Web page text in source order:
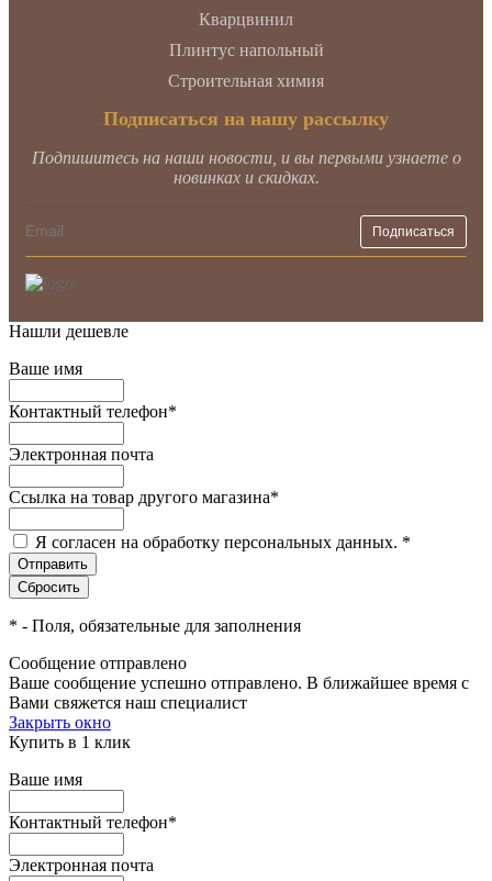
Кварцвинил
Плинтус напольный
Строительная химия
Подписаться на нашу рассылку
Подпишитесь на наши новости, и вы первыми узнаете о
новинках и скидках.
Нашли дешевле
Ваше имя
Контактный телефон*
Электронная почта
Ссылка на товар другого магазина*
Я согласен на обработку персональных данных. *
* - Поля, обязательные для заполнения
Сообщение отправлено
Ваше сообщение успешно отправлено. В ближайшее время с
Вами свяжется наш специалист
Закрыть окно
Купить в 1 клик
Ваше имя
Контактный телефон*
Электронная почта